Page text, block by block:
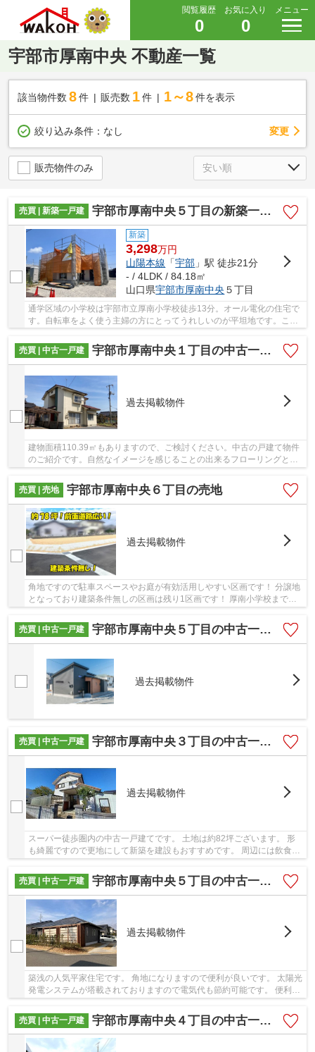
閲覧履歴
0
お気に入り
0
メニュー
宇部市厚南中央 不動産一覧
該当物件数 8件 販売数 1 件 1～8 件を表示
絞り込み条件： なし 変更
販売物件のみ
売買 | 新築一戸建 宇部市厚南中央５丁目の新築一戸建
新築
3,298万円
山陽本線 「宇部 」駅 徒歩21分
- / 4LDK / 84.18㎡
山口県宇部市厚南中央 ５丁目
通学区域の小学校は宇部市立厚南小学校徒歩13分。オール電化の住宅で
す。自転車をよく使う主婦の方にとってうれしいのが平坦地です。こち
売買 | 中古一戸建
宇部市厚南中央１丁目の中古一戸建
過去掲載物件
建物面積110.39㎡もありますので、ご検討ください。中古の戸建て物件
のご紹介です。自然なイメージを感じることの出来るフローリングとな
売買 | 売地
宇部市厚南中央６丁目の売地
過去掲載物件
角地ですので駐車スペースやお庭が有効活用しやすい区画です！ 分譲地
となっており建築条件無しの区画は残り1区画です！ 厚南小学校まで徒
売買 | 中古一戸建
宇部市厚南中央５丁目の中古一戸建
過去掲載物件
売買 | 中古一戸建 宇部市厚南中央３丁目の中古一戸建
過去掲載物件
スーパー徒歩圏内の中古一戸建てです。 土地は約82坪ございます。 形
も綺麗ですので更地にして新築を建設もおすすめです。 周辺には飲食店
売買 | 中古一戸建
宇部市厚南中央５丁目の中古一戸建
過去掲載物件
築浅の人気平家住宅です。 角地になりますので便利が良いです。 太陽光
発電システムが塔載されておりますので電気代も節約可能です。 便利の
良い厚南小学校区で生活をしてみませんか！
売買 | 中古一戸建
宇部市厚南中央４丁目の中古一戸建